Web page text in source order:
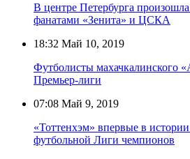
В центре Петербурга
фанатами «Зенита» и ЦСКА
18:32 Май 10, 2019
Футболисты махачкалинского
Премьер-лиги
07:08 Май 9, 2019
«Тоттенхэм» впервые в
футбольной Лиги чемпионов